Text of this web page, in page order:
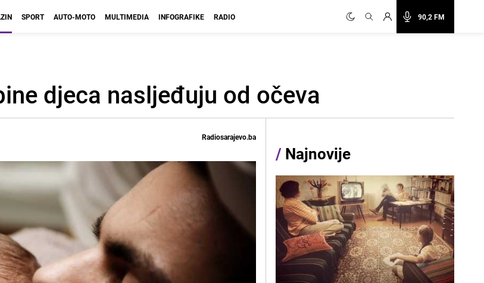
90,2 FM
SPORT AUTO-MOTO MULTIMEDIA INFOGRAFIKE RADIO
djeca nasljeđuju od očeva
Radiosarajevo.ba
/ Najnovije